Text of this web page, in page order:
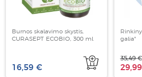
Burnos skalavimo skystis,
CURASEPT ECOBIO, 300 ml
16,59 €
galia"
35,49 €